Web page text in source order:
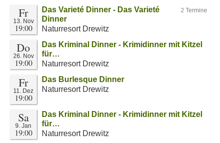
Fr
13. Nov
19:00
2 Termine
Das Varieté Dinner - Das Varieté
Dinner
Naturresort Drewitz
Do
26. Nov
19:00
Das Kriminal Dinner - Krimidinner mit Kitzel
für…
Naturresort Drewitz
Fr
11. Dez
19:00
Das Burlesque Dinner
Naturresort Drewitz
Sa
9. Jan
19:00
Das Kriminal Dinner - Krimidinner mit Kitzel
für…
Naturresort Drewitz